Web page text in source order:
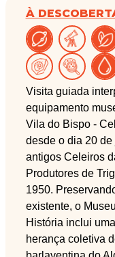
À
Visita guiada
equipamento
Vila do Bispo -
desde o dia 20
antigos Celeiros
Produtores de
1950.
existente, o
História inclui
herança coletiva